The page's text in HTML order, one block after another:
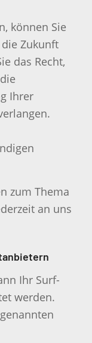
können Sie
Zukunft
das Recht,
Ihrer
zum Thema
an uns
Ihr Surf-
werden.